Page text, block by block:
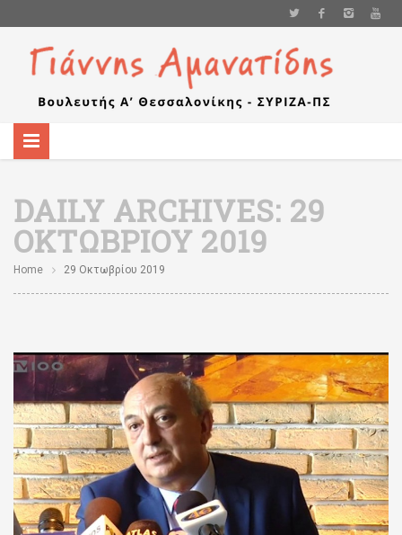
DAILY ARCHIVES: 29
ΟΚΤΩΒΡΊΟΥ 2019
Home 29 Οκτωβρίου 2019